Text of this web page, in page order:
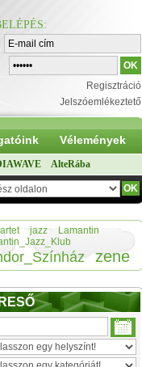
:
Regisztráció
Jelszóemlékeztető
Vélemények
AlteRába
jazz
Lamantin
zene